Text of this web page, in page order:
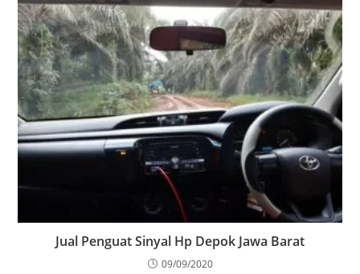
Jual Penguat Sinyal Hp Depok Jawa Barat
09/09/2020